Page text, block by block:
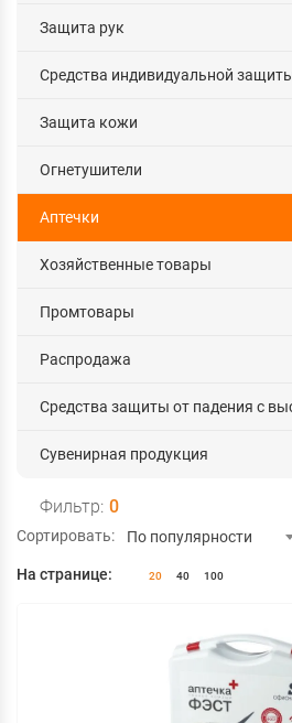
Защита рук
Средства индивидуальной
Защита кожи
Огнетушители
Аптечки
Хозяйственные товары
Промтовары
Распродажа
Средства защиты от падения с
Сувенирная продукция
Фильтр: 0
Сортировать: По популярности
На странице: 20 40 100